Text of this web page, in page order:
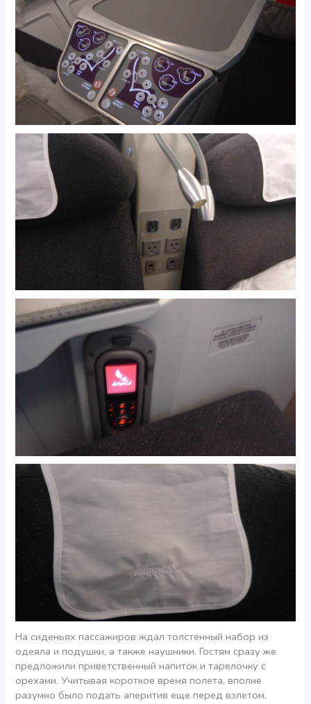
На сиденьях пассажиров ждал толстенный набор из
одеяла и подушки, а также наушники. Гостям сразу же
предложили приветственный напиток и тарелочку с
орехами. Учитывая короткое время полета, вполне
разумно было подать аперитив еще перед взлетом.